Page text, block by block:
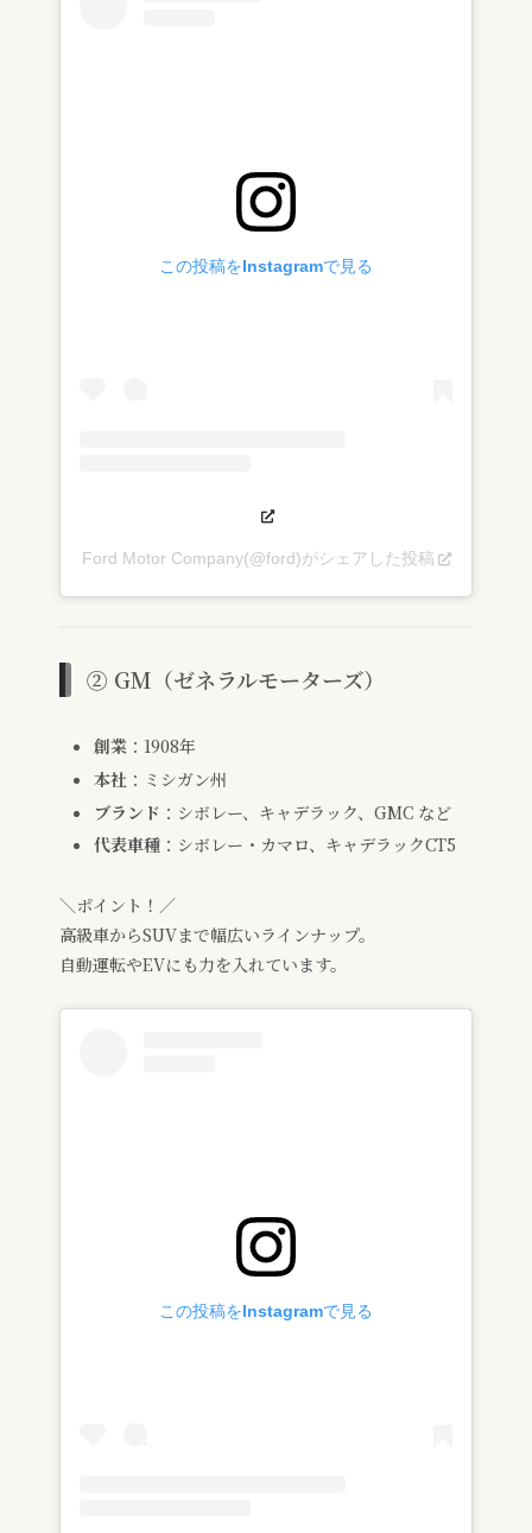
この投稿をInstagramで見る
Ford Motor Company(@ford)がシェアした投稿
② GM（ゼネラルモーターズ）
創業：1908年
本社 ：ミシガン州
ブランド ：シボレー、キャデラック、GMC など
代表車種：シボレー・カマロ、キャデラックCT5
＼ポイント！／
高級車からSUVまで幅広いラインナップ。
自動運転やEVにも力を入れています。
この投稿をInstagramで見る